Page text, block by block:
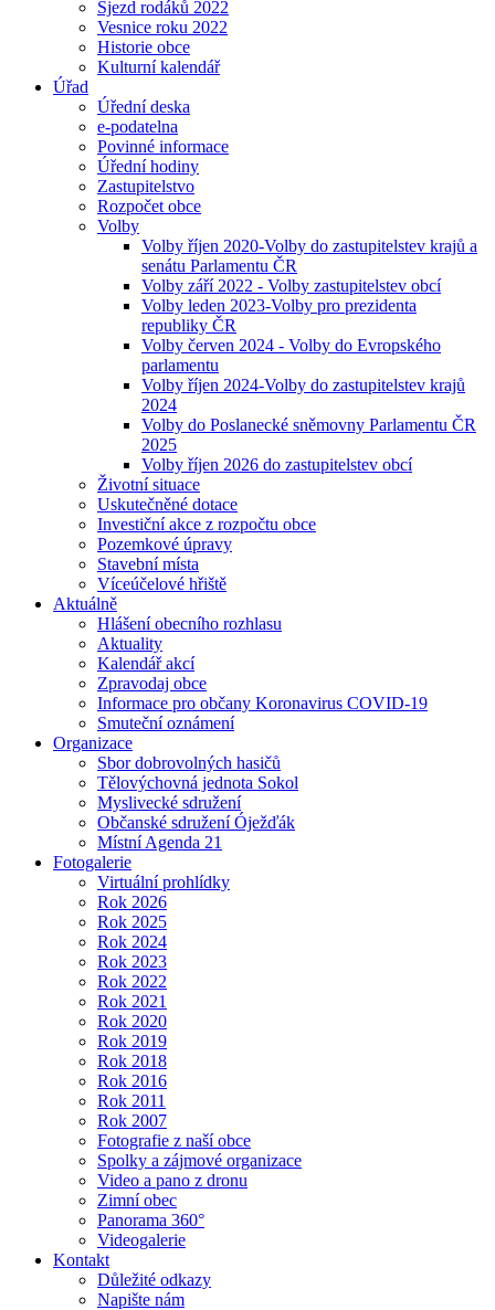
Sjezd rodáků 2022
Vesnice roku 2022
Historie obce
Kulturní kalendář
Úřad
Úřední deska
e-podatelna
Povinné informace
Úřední hodiny
Zastupitelstvo
Rozpočet obce
Volby
Volby říjen 2020-Volby do zastupitelstev krajů a
senátu Parlamentu ČR
Volby září 2022 - Volby zastupitelstev obcí
Volby leden 2023-Volby pro prezidenta
republiky ČR
Volby červen 2024 - Volby do Evropského
parlamentu
Volby říjen 2024-Volby do zastupitelstev krajů
2024
Volby do Poslanecké sněmovny Parlamentu ČR
2025
Volby říjen 2026 do zastupitelstev obcí
Životní situace
Uskutečněné dotace
Investiční akce z rozpočtu obce
Pozemkové úpravy
Stavební místa
Víceúčelové hřiště
Aktuálně
Hlášení obecního rozhlasu
Aktuality
Kalendář akcí
Zpravodaj obce
Informace pro občany Koronavirus COVID-19
Smuteční oznámení
Organizace
Sbor dobrovolných hasičů
Tělovýchovná jednota Sokol
Myslivecké sdružení
Občanské sdružení Óježďák
Místní Agenda 21
Fotogalerie
Virtuální prohlídky
Rok 2026
Rok 2025
Rok 2024
Rok 2023
Rok 2022
Rok 2021
Rok 2020
Rok 2019
Rok 2018
Rok 2016
Rok 2011
Rok 2007
Fotografie z naší obce
Spolky a zájmové organizace
Video a pano z dronu
Zimní obec
Panorama 360°
Videogalerie
Kontakt
Důležité odkazy
Napište nám